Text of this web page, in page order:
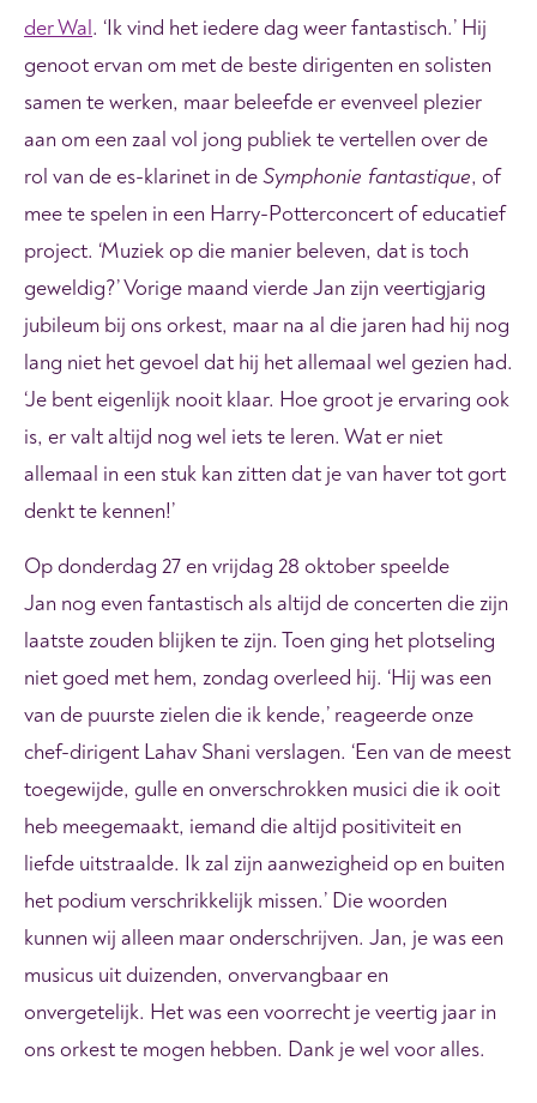
der Wal. ‘Ik vind het iedere dag weer fantastisch.’ Hij
genoot ervan om met de beste dirigenten en solisten
samen te werken, maar beleefde er evenveel plezier
aan om een zaal vol jong publiek te vertellen over de
rol van de es-klarinet in deSymphonie fantastique, of
mee te spelen in een Harry-Potterconcert of educatief
project. ‘Muziek op die manier beleven, dat is toch
geweldig?’ Vorige maand vierde Jan zijn veertigjarig
jubileum bij ons orkest, maar na al die jaren had hij nog
lang niet het gevoel dat hij het allemaal wel gezien had.
Je bent eigenlijk nooit klaar. Hoe groot je ervaring ook
is, er valt altijd nog wel iets te leren. Wat er niet
allemaal in een stuk kan zitten dat je van haver tot gort
denkt te kennen!’
Op donderdag 27 en vrijdag 28 oktober speelde
Jan nog even fantastisch als altijd de concerten die zijn
laatste zouden blijken te zijn. Toen ging het plotseling
niet goed met hem, zondag overleed hij. ‘Hij was een
van de puurste zielen die ik kende,’ reageerde onze
chef-dirigent Lahav Shani verslagen. ‘Een van de meest
toegewijde, gulle en onverschrokken musici die ik ooit
heb meegemaakt, iemand die altijd positiviteit en
liefde uitstraalde. Ik zal zijn aanwezigheid op en buiten
het podium verschrikkelijk missen.’ Die woorden
kunnen wij alleen maar onderschrijven. Jan, je was een
musicus uit duizenden, onvervangbaar en
onvergetelijk. Het was een voorrecht je veertig jaar in
ons orkest te mogen hebben. Dank je wel voor alles.